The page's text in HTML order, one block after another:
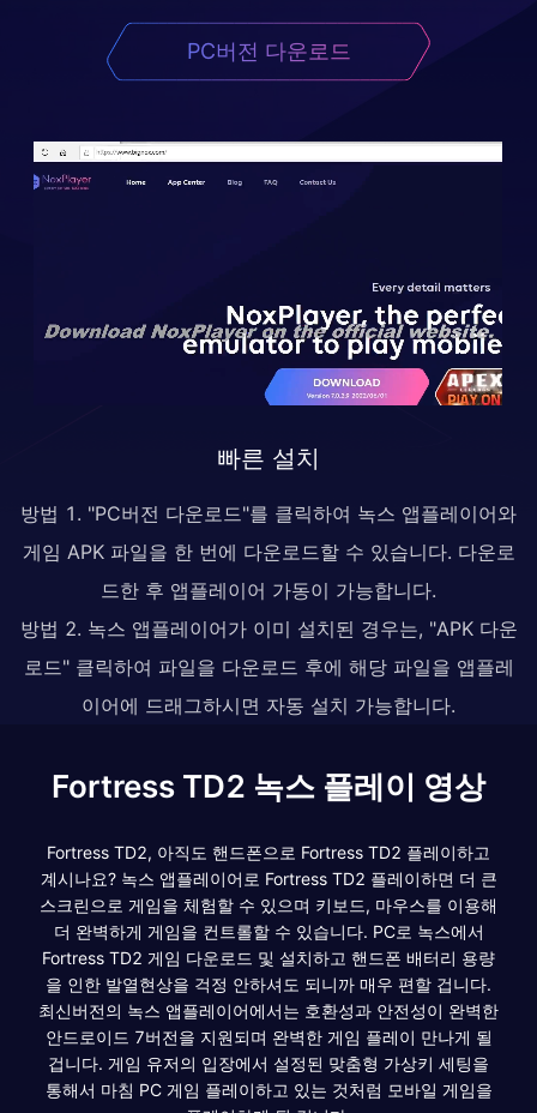
PC버전 다운로드
빠른 설치
방법 1. "PC버전 다운로드"를 클릭하여 녹스 앱플레이어와
게임 APK 파일을 한 번에 다운로드할 수 있습니다. 다운로
드한 후 앱플레이어 가동이 가능합니다.
방법 2. 녹스 앱플레이어가 이미 설치된 경우는, "APK 다운
로드" 클릭하여 파일을 다운로드 후에 해당 파일을 앱플레
이어에 드래그하시면 자동 설치 가능합니다.
Fortress TD2 녹스 플레이 영상
Fortress TD2, 아직도 핸드폰으로 Fortress TD2 플레이하고
계시나요? 녹스 앱플레이어로 Fortress TD2 플레이하면 더 큰
스크린으로 게임을 체험할 수 있으며 키보드, 마우스를 이용해
더 완벽하게 게임을 컨트롤할 수 있습니다. PC로 녹스에서
Fortress TD2 게임 다운로드 및 설치하고 핸드폰 배터리 용량
을 인한 발열현상을 걱정 안하셔도 되니까 매우 편할 겁니다.
최신버전의 녹스 앱플레이어에서는 호환성과 안전성이 완벽한
안드로이드 7버전을 지원되며 완벽한 게임 플레이 만나게 될
겁니다. 게임 유저의 입장에서 설정된 맞춤형 가상키 세팅을
통해서 마침 PC 게임 플레이하고 있는 것처럼 모바일 게임을